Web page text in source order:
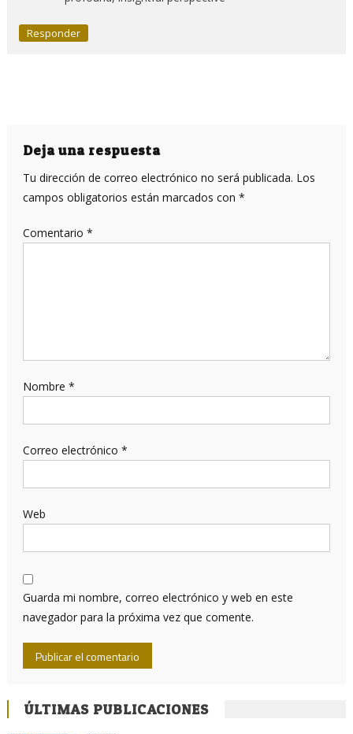
Responder
Deja una respuesta
Tu dirección de correo electrónico no será publicada. Los
campos obligatorios están marcados con *
Comentario *
Nombre *
Correo electrónico *
Web
Guarda mi nombre, correo electrónico y web en este
navegador para la próxima vez que comente.
ÚLTIMAS PUBLICACIONES